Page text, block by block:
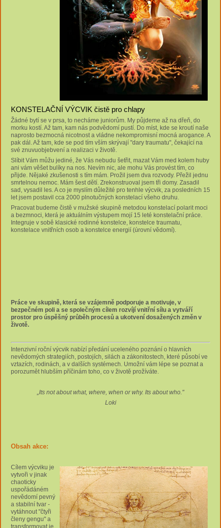
KONSTELAČNÍ VÝCVIK čistě pro chlapy
Žádné bytí se v prsa, to necháme juniorům. My půjdeme až na dřeň, do
morku kostí. Až tam, kam nás podvědomí pustí. Do míst, kde se kroutí naše
naprosto bezmocná nicotnost a vládne nekompromisní mocná arogance. A
pak dál. Až tam, kde se pod tím vším skrývají "dary traumatu", čekající na
své znuvuobjebvení a realizaci v životě.
Slíbit Vám můžu jediné, že Vás nebudu šetřit, mazat Vám med kolem huby
ani vám věšet bulíky na nos. Nevím nic, ale mohu Vás provést tím, co
přijde. Nějaké zkušenosti s tím mám. Prožil jsem dva rozvody. Přežil jednu
smrtelnou nemoc. Mám šest dětí. Zrekonstruoval jsem tři domy. Zasadil
sad, vysadil les. A co je myslím důležité pro tenhle výcvik, za posledních 15
let jsem postavil cca 2000 plnotučných konstelací všeho druhu.
Pracovat budeme čistě v mužské skupině metodou konstelací polarit moci
a bezmnoci, která je aktuálním výstupem mojí 15 leté konstelační práce.
Integruje v sobě klasické rodinné konstelce, konstelce traumatu,
konstelace vnitřních osob a konstelce energií (úrovní vědomí).
Práce ve skupině, která se vzájemně podporuje a motivuje, v
bezpečném poli a se společným cílem rozvíjí vnitřní sílu a vytváří
prostor pro úspěšný průběh procesů a ukotvení dosažených změn v
životě.
Intenzivní roční výcvik nabízí předání uceleného poznání o hlavních
nevědomých strategiích, postojích, silách a zákonitostech, které působí ve
vztazích, rodinách, a v dalších systémech. Umožní vám lépe se poznat a
porozumět hlubším příčinám toho, co v životě prožíváte.
„Its not about what, where, when or why. Its about who."
Loki
Obsah akce:
Cílem výcviku je
vytvoři v jinak
chaoticky
uspořádáném
nevědomí pevný
a stabilní tvar -
vytáhnout "čtyři
členy gengu" a
transformovat je